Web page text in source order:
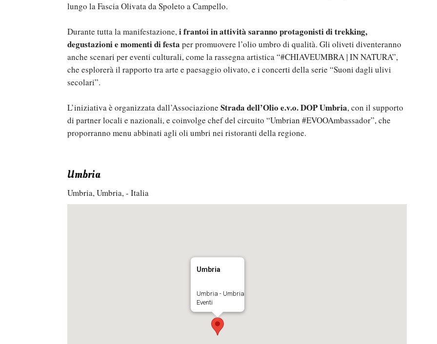
lungo la Fascia Olivata da Spoleto a Campello.
Durante tutta la manifestazione,i frantoi in attività saranno protagonisti di trekking,
degustazioni e momenti di festa per promuovere l’olio umbro di qualità. Gli oliveti diventeranno
anche scenari per eventi culturali, come la rassegna artistica “#CHIAVEUMBRA | IN NATURA”,
che esplorerà il rapporto tra arte e paesaggio olivato, e i concerti della serie “Suoni dagli ulivi
secolari”.
L’iniziativa è organizzata dall’Associazione Strada dell’Olio e.v.o. DOP Umbria, con il supporto
di partner locali e nazionali, e coinvolge chef del circuito “Umbrian #EVOOAmbassador”, che
proporranno menu abbinati agli oli umbri nei ristoranti della regione.
Umbria
Umbria, Umbria, - Italia
Umbria
Umbria - Umbria
Eventi